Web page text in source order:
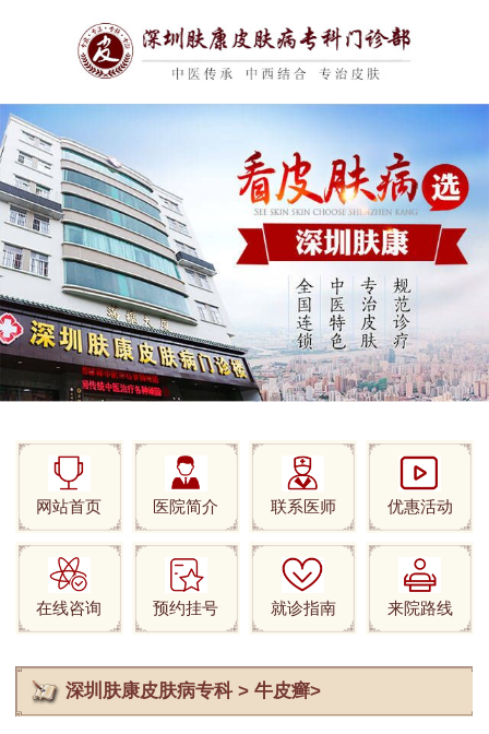
网站首页 医院简介 联系医师 优惠活动
在线咨询 预约挂号 就诊指南 来院路线
深圳肤康皮肤病专科>牛皮癣>